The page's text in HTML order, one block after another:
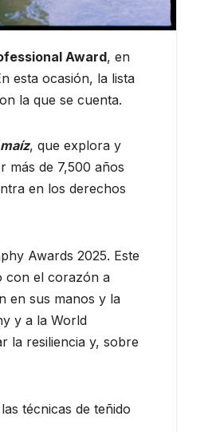
Award, en
esta ocasión, la lista
la que se cuenta.
, que explora y
más de 7,500 años
en los derechos
Awards 2025. Este
con el corazón a
en sus manos y la
y a la World
la resiliencia y, sobre
técnicas de teñido